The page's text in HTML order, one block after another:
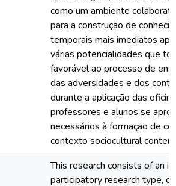
como um ambiente
para a construção de
temporais mais imediatos
várias potencialidades que
favorável ao processo de
das adversidades e dos
durante a aplicação das
professores e alunos se
necessários à formação de
contexto sociocultural
This research consists of an
participatory research type,